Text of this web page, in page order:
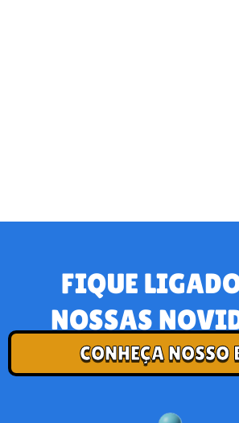
FIQUE
NOSSAS
CONHEÇA NOSSO